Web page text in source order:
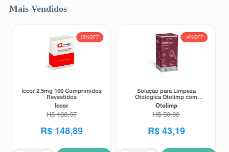
Mais Vendidos
19%OFF
Iccor 2,5mg 100 Comprimidos
Revestidos
Iccor
R$ 183,97
R$ 148,89
14%OFF
Solução para Limpeza
Otológica Otolimp com
Gotejador 2ml
Otolimp
R$ 50,00
R$ 43,19